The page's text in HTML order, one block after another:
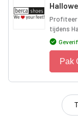
Profiteer
tijdens
Pak